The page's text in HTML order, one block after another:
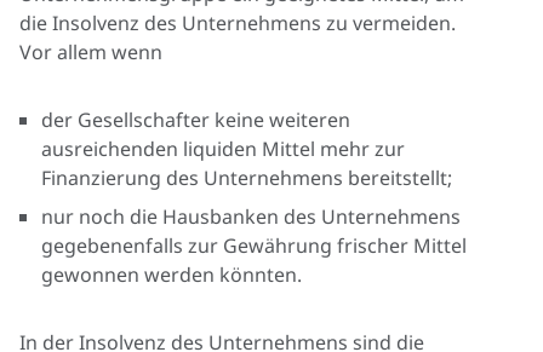
die Insolvenz des Unternehmens zu vermeiden.
Vor allem wenn
der Gesellschafter keine weiteren
ausreichenden liquiden Mittel mehr zur
Finanzierung des Unternehmens bereitstellt;
nur noch die Hausbanken des Unternehmens
gegebenenfalls zur Gewährung frischer Mittel
gewonnen werden könnten.
In der Insolvenz des Unternehmens sind die